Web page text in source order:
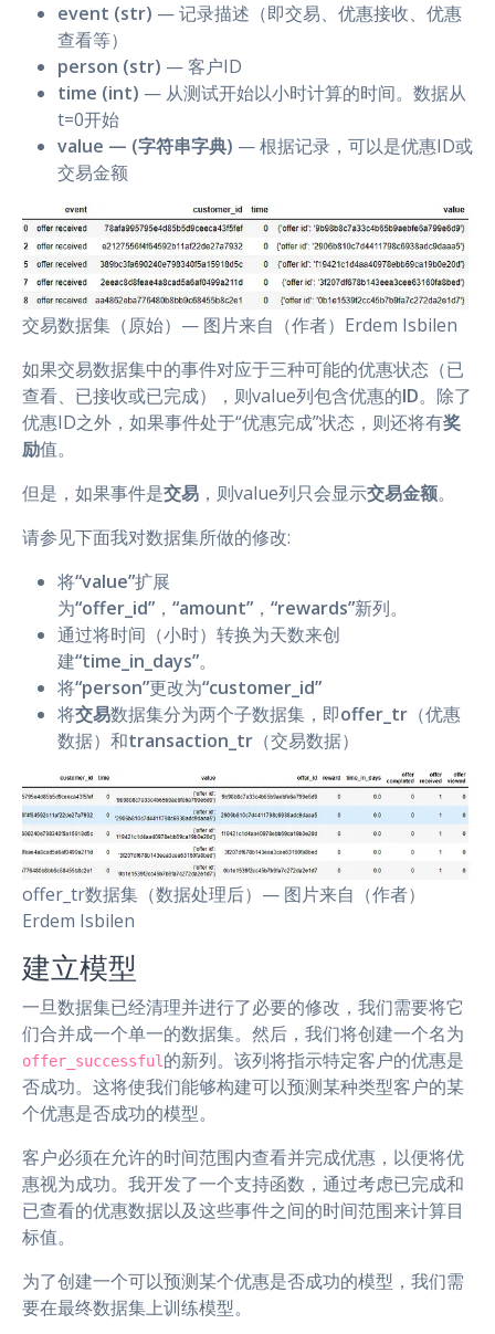
event (str) — 记录描述（即交易、优惠接收、优惠
查看等）
person (str) — 客户ID
time (int) — 从测试开始以小时计算的时间。数据从
t=0开始
value — (字符串字典) — 根据记录，可以是优惠ID或
交易金额
交易数据集（原始）— 图片来自（作者）Erdem Isbilen
如果交易数据集中的事件对应于三种可能的优惠状态（已
查看、已接收或已完成），则value列包含优惠的ID。除了
优惠ID之外，如果事件处于“优惠完成”状态，则还将有奖
励值。
但是，如果事件是交易 ，则value列只会显示交易金额。
请参见下面我对数据集所做的修改:
将“value”扩展
为“offer_id” ， “amount” ， “rewards”新列。
通过将时间（小时）转换为天数来创
建“time_in_days”。
将“person”更改为“customer_id”
将交易数据集分为两个子数据集，即offer_tr （优惠
数据）和transaction_tr （交易数据）
offer_tr数据集（数据处理后）— 图片来自（作者）
Erdem Isbilen
建立模型
一旦数据集已经清理并进行了必要的修改，我们需要将它
们合并成一个单一的数据集。然后，我们将创建一个名为
offer_successful 的新列。该列将指示特定客户的优惠是
否成功。这将使我们能够构建可以预测某种类型客户的某
个优惠是否成功的模型。
客户必须在允许的时间范围内查看并完成优惠，以便将优
惠视为成功。我开发了一个支持函数，通过考虑已完成和
已查看的优惠数据以及这些事件之间的时间范围来计算目
标值。
为了创建一个可以预测某个优惠是否成功的模型，我们需
要在最终数据集上训练模型。